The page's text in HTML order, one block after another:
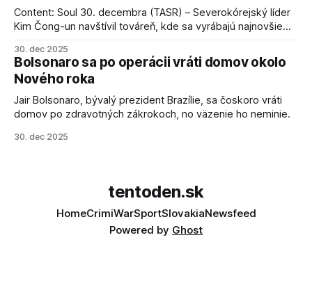
Content: Soul 30. decembra (TASR) – Severokórejský líder
Kim Čong-un navštívil továreň, kde sa vyrábajú najnovšie
schopnosti. Informovali o tom štátne médiá KĽDR, na ktoré
sa odvoláva agentúra AFP.
30. dec 2025
Bolsonaro sa po operácii vráti domov okolo
Nového roka
Jair Bolsonaro, bývalý prezident Brazílie, sa čoskoro vráti
domov po zdravotných zákrokoch, no väzenie ho neminie.
30. dec 2025
tentoden.sk
HomeCrimiWarSportSlovakiaNewsfeed
Powered by Ghost